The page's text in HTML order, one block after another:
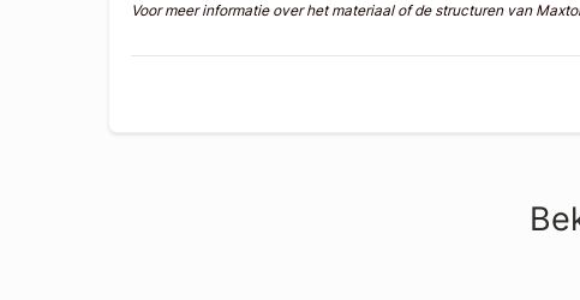
Voor meer informatie over het materiaal of de structuren van